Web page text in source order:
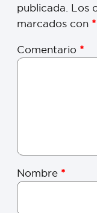
publicada. Los
marcados con *
Comentario *
Nombre *